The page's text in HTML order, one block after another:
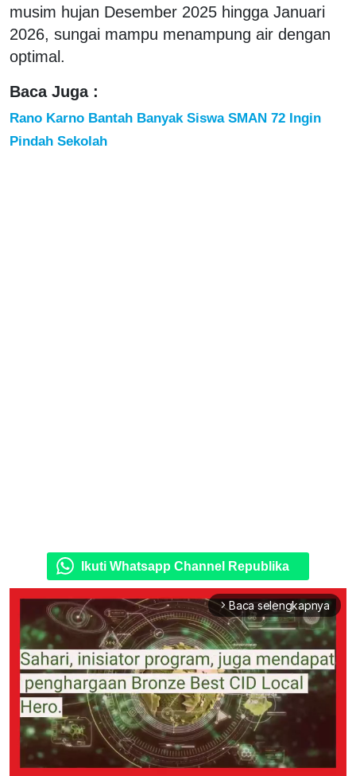
musim hujan Desember 2025 hingga Januari
2026, sungai mampu menampung air dengan
optimal.
Baca Juga :
Rano Karno Bantah Banyak Siswa SMAN 72 Ingin
Pindah Sekolah
Ikuti Whatsapp Channel Republika
arrow_forward_ios Baca selengkapnya